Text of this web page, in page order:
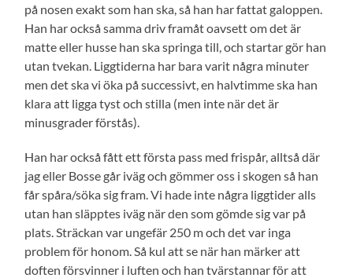
på nosen exakt som han ska, så han har fattat galoppen.
Han har också samma driv framåt oavsett om det är
matte eller husse han ska springa till, och startar gör han
utan tvekan. Liggtiderna har bara varit några minuter
men det ska vi öka på successivt, en halvtimme ska han
klara att ligga tyst och stilla (men inte när det är
minusgrader förstås).
Han har också fått ett första pass med frispår, alltså där
jag eller Bosse går iväg och gömmer oss i skogen så han
får spåra/söka sig fram. Vi hade inte några liggtider alls
utan han släpptes iväg när den som gömde sig var på
plats. Sträckan var ungefär 250 m och det var inga
problem för honom. Så kul att se när han märker att
doften försvinner i luften och han tvärstannar för att